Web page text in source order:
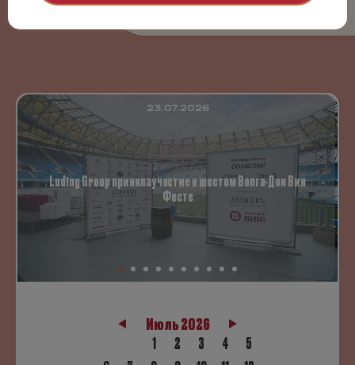
23.07.2026
Luding Group приняла участие в шестом Волга-Дон Вин
Фесте
Июль 2026
1
2 3 4
5